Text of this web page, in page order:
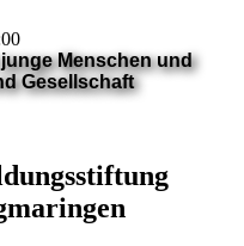
Menschen und
Gesellschaft